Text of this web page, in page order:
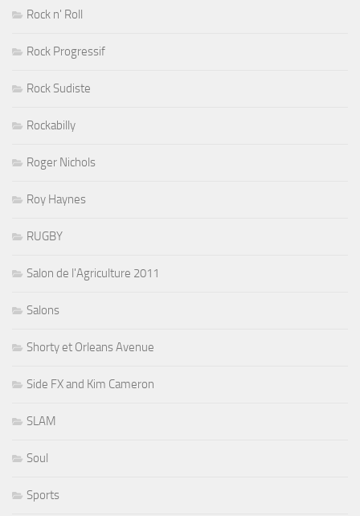
Rock n' Roll
Rock Progressif
Rock Sudiste
Rockabilly
Roger Nichols
Roy Haynes
RUGBY
Salon de l'Agriculture 2011
Salons
Shorty et Orleans Avenue
Side FX and Kim Cameron
SLAM
Soul
Sports